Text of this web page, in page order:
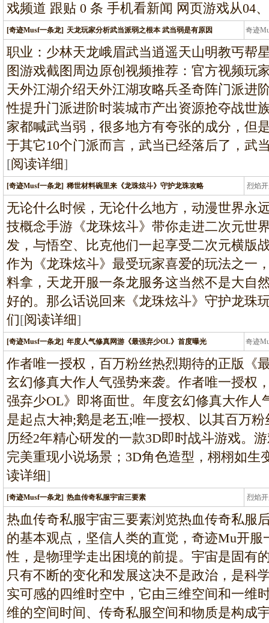
戏频道 跟贴 0 条 手机看新闻 网页游戏从04
[奇迹Musf一条龙] 天龙玩家分析武当派弱之根本 武当弱是有原因 奇迹
条
职业：少林天龙峨眉武当逍遥天山明教丐帮
图游戏截图周边原创视频推荐：官方视频玩
天外江湖介绍天外江湖攻略兵圣奇阵门派进
性提升门派进阶时装城市产出资源抢夺战世
家都喊武当弱，很多地方有夸张的成分，但
于其它10个门派而言，武当已经落后了，武
[阅读详细]
[奇迹Musf一条龙] 稀世材料碗里来《龙珠炫斗》守护龙珠攻略 烈焰
龙
无论什么时候，无论什么地方，动漫世界永
技概念手游《龙珠炫斗》带你走进二次元世
发，与悟空、比克他们一起享受二次元横版
作为《龙珠炫斗》最受玩家喜爱的玩法之一
料拿，天龙开服一条龙服务这当然不是大自
好的。那么话说回来《龙珠炫斗》守护龙珠
们[阅读详细]
[奇迹Musf一条龙] 年度人气修真网游《最强弃少OL》首度曝光 奇迹
条
作者唯一授权，百万粉丝热烈期待的正版《
玄幻修真大作人气强势来袭。作者唯一授权
强弃少OL》即将面世。年度玄幻修真大作人
是起点大神;鹅是老五;唯一授权、以其百万
历经2年精心研发的一款3D即时战斗游戏。
完美重现小说场景；3D角色造型，栩栩如生
读详细]
[奇迹Musf一条龙] 热血传奇私服宇宙三要素 烈焰
龙
热血传奇私服宇宙三要素浏览热血传奇私服
的基本观点，坚信人类的直觉，奇迹Mu开
性，是物理学走出困境的前提。宇宙是固有
只有不断的变化和发展这决不是政治，是科
实可感的四维时空中，它由三维空间和一维
维的空间时间、传奇私服空间和物质是构成